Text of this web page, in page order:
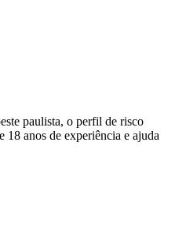
paulista, o perfil de risco
18 anos de experiência e ajuda